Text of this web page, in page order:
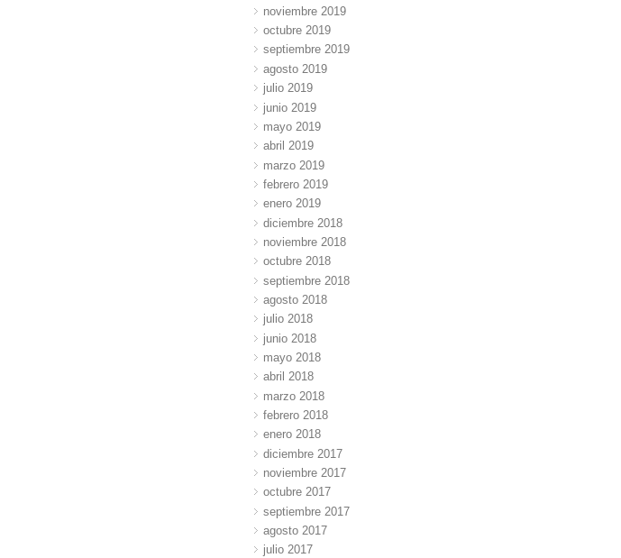
noviembre 2019
octubre 2019
septiembre 2019
agosto 2019
julio 2019
junio 2019
mayo 2019
abril 2019
marzo 2019
febrero 2019
enero 2019
diciembre 2018
noviembre 2018
octubre 2018
septiembre 2018
agosto 2018
julio 2018
junio 2018
mayo 2018
abril 2018
marzo 2018
febrero 2018
enero 2018
diciembre 2017
noviembre 2017
octubre 2017
septiembre 2017
agosto 2017
julio 2017